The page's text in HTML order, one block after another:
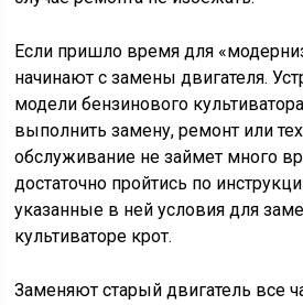
Если пришло время для
начинают с замены двигателя.
модели бензинового
выполнить замену, ремонт или
обслуживание не займет много
достаточно пройтись по
указанные в ней условия для
культиваторе крот.
Заменяют старый двигатель все